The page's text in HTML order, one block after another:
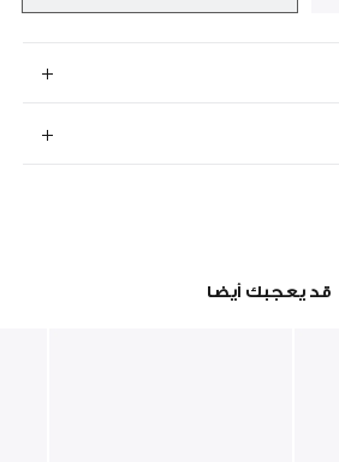
قد يعجبك أيضا